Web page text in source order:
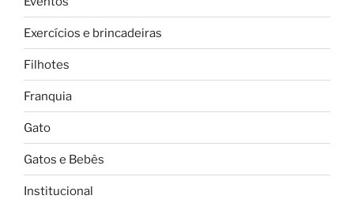
Exercícios e brincadeiras
Filhotes
Franquia
Gato
Gatos e Bebês
Institucional